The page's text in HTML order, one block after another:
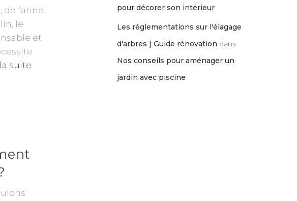
de farine
le
et
suite
pour décorer son intérieur
Les réglementations sur l'élagage
d'arbres | Guide rénovation dans
Nos conseils pour aménager un
jardin avec piscine